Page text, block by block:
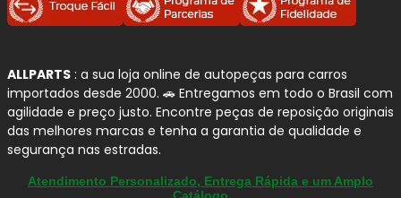
ALLPARTS : a sua loja online de autopeças para carros
importados desde 2000. 🚗 Entregamos em todo o Brasil com
agilidade e preço justo. Encontre peças de reposição originais
das melhores marcas e tenha a garantia de qualidade e
segurança nas estradas.
Atendimento Personalizado, Entrega Rápida e um Amplo